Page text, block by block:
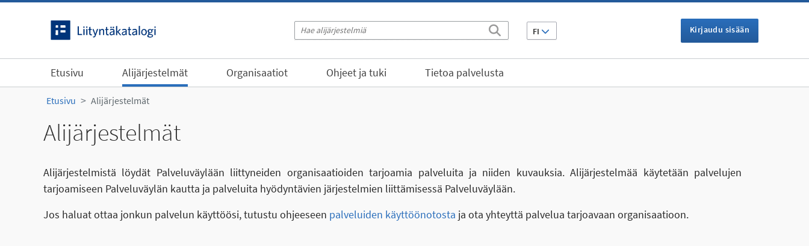
FI Kirjaudu sisään
Etusivu Alijärjestelmät Organisaatiot Ohjeet ja tuki Tietoa palvelusta
Etusivu Alijärjestelmät
Alijärjestelmät
Alijärjestelmistä löydät Palveluväylään liittyneiden organisaatioiden tarjoamia palveluita ja niiden kuvauksia. Alijärjestelmää käytetään palvelujen
tarjoamiseen Palveluväylän kautta ja palveluita hyödyntävien järjestelmien liittämisessä Palveluväylään.
Jos haluat ottaa jonkun palvelun käyttöösi, tutustu ohjeeseen palveluiden käyttöönotosta ja ota yhteyttä palvelua tarjoavaan organisaatioon.